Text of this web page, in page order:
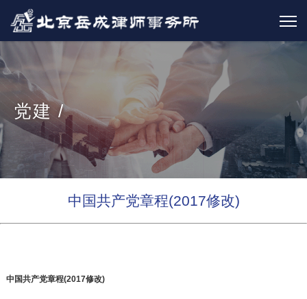
党建 /
中国共产党章程(2017修改)
中国共产党章程(2017修改)